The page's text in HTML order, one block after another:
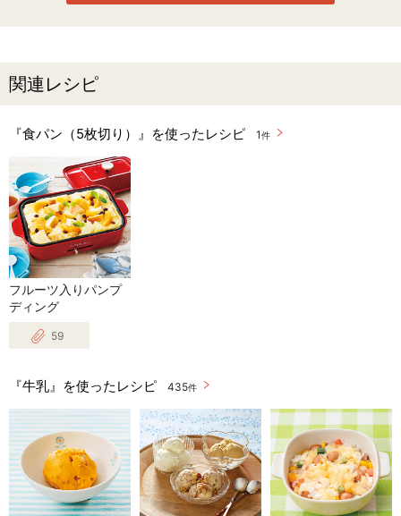
関連レシピ
『食パン（5枚切り）』を使ったレシピ 1 件
フルーツ入りパンプ
ディング
59
『牛乳』を使ったレシピ 435件